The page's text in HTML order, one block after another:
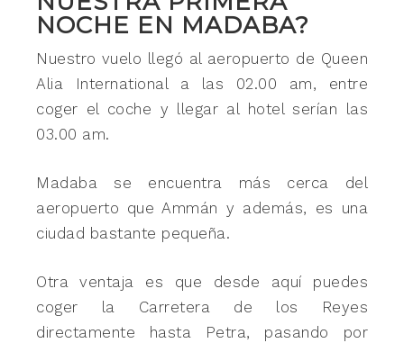
NOCHE EN MADABA?
Nuestro vuelo llegó al aeropuerto de Queen
Alia International a las 02.00 am, entre
coger el coche y llegar al hotel serían las
03.00 am.
Madaba se encuentra más cerca del
aeropuerto que Ammán y además, es una
ciudad bastante pequeña.
Otra ventaja es que desde aquí puedes
coger la Carretera de los Reyes
directamente hasta Petra, pasando por